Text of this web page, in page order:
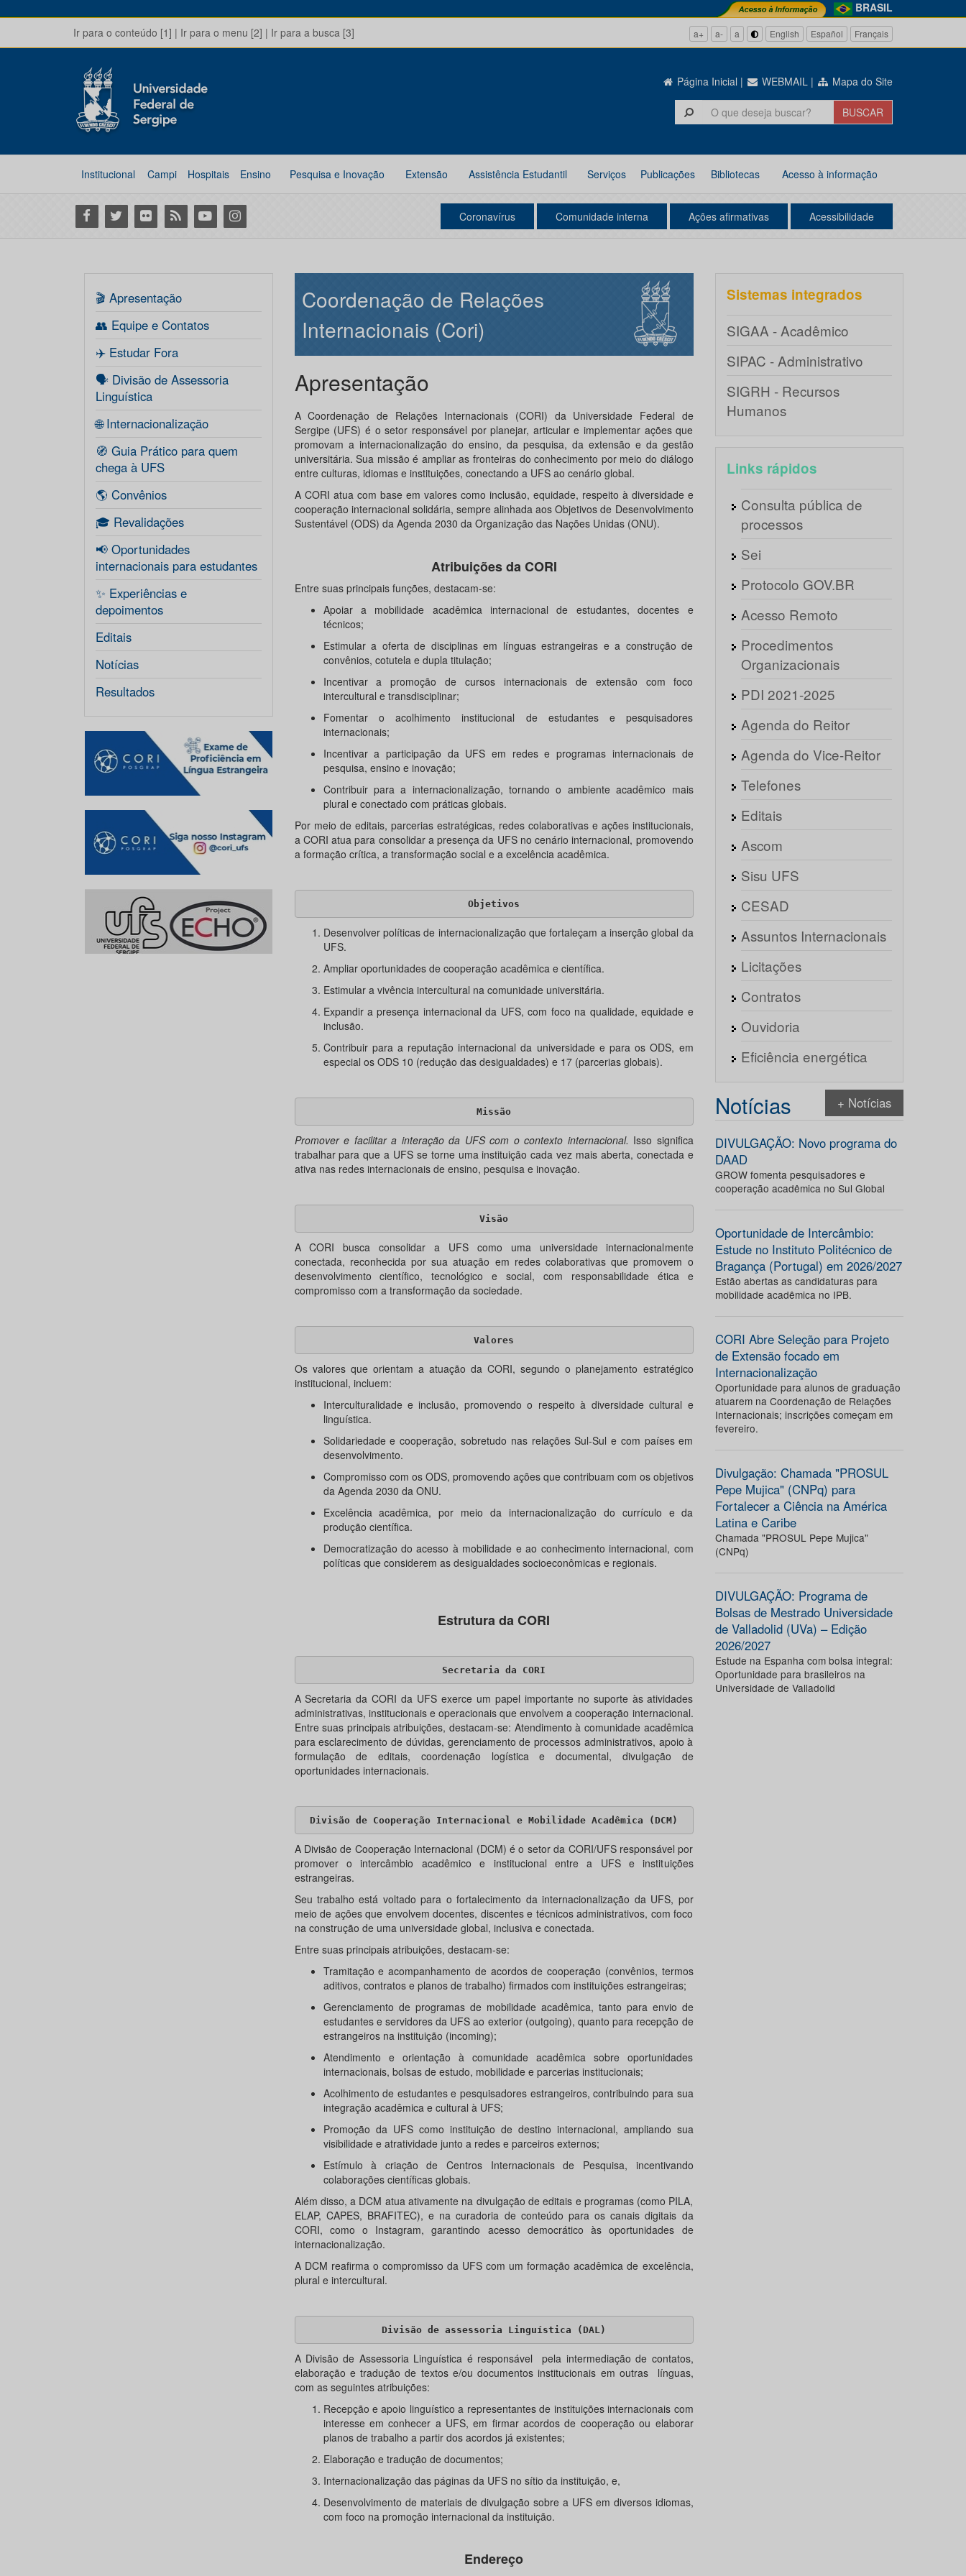
BRASIL
Ir para o conteúdo [1] | Ir para o menu [2] | Ir para a busca [3] a+ a- a English Español Français
Página Inicial | WEBMAIL | Mapa do Site
Institucional Campi Hospitais Ensino Pesquisa e Inovação Extensão Assistência Estudantil Serviços Publicações Bibliotecas Acesso à informação
Facebook
Twitter Flickr RSS YoutubeInstagram Coronavírus Comunidade interna Ações afirmativas Acessibilidade
🎬 Apresentação
👥 Equipe e Contatos
✈️ Estudar Fora
🗣️ Divisão de Assessoria
Linguística
🌐 Internacionalização
🧭 Guia Prático para quem
chega à UFS
🌎 Convênios
🎓 Revalidações
📢 Oportunidades
internacionais para estudantes
✨ Experiências e
depoimentos
Editais
Notícias
Resultados
Coordenação de Relações
Internacionais (Cori)
Apresentação
A Coordenação de Relações Internacionais (CORI) da Universidade Federal de
Sergipe (UFS) é o setor responsável por planejar, articular e implementar ações que
promovam a internacionalização do ensino, da pesquisa, da extensão e da gestão
universitária. Sua missão é ampliar as fronteiras do conhecimento por meio do diálogo
entre culturas, idiomas e instituições, conectando a UFS ao cenário global.
A CORI atua com base em valores como inclusão, equidade, respeito à diversidade e
cooperação internacional solidária, sempre alinhada aos Objetivos de Desenvolvimento
Sustentável (ODS) da Agenda 2030 da Organização das Nações Unidas (ONU).
Atribuições da CORI
Entre suas principais funções, destacam-se:
Apoiar a mobilidade acadêmica internacional de estudantes, docentes e
técnicos;
Estimular a oferta de disciplinas em línguas estrangeiras e a construção de
convênios, cotutela e dupla titulação;
Incentivar a promoção de cursos internacionais de extensão com foco
intercultural e transdisciplinar;
Fomentar o acolhimento institucional de estudantes e pesquisadores
internacionais;
Incentivar a participação da UFS em redes e programas internacionais de
pesquisa, ensino e inovação;
Contribuir para a internacionalização, tornando o ambiente acadêmico mais
plural e conectado com práticas globais.
Por meio de editais, parcerias estratégicas, redes colaborativas e ações institucionais,
a CORI atua para consolidar a presença da UFS no cenário internacional, promovendo
a formação crítica, a transformação social e a excelência acadêmica.
Objetivos
Desenvolver políticas de internacionalização que fortaleçam a inserção global da
UFS.
Ampliar oportunidades de cooperação acadêmica e científica.
Estimular a vivência intercultural na comunidade universitária.
Expandir a presença internacional da UFS, com foco na qualidade, equidade e
inclusão.
Contribuir para a reputação internacional da universidade e para os ODS, em
especial os ODS 10 (redução das desigualdades) e 17 (parcerias globais).
Missão
Promover e facilitar a interação da UFS com o contexto internacional. Isso significa
trabalhar para que a UFS se torne uma instituição cada vez mais aberta, conectada e
ativa nas redes internacionais de ensino, pesquisa e inovação.
Visão
A CORI busca consolidar a UFS como uma universidade internacionalmente
conectada, reconhecida por sua atuação em redes colaborativas que promovem o
desenvolvimento científico, tecnológico e social, com responsabilidade ética e
compromisso com a transformação da sociedade.
Valores
Os valores que orientam a atuação da CORI, segundo o planejamento estratégico
institucional, incluem:
Interculturalidade e inclusão, promovendo o respeito à diversidade cultural e
linguística.
Solidariedade e cooperação, sobretudo nas relações Sul-Sul e com países em
desenvolvimento.
Compromisso com os ODS, promovendo ações que contribuam com os objetivos
da Agenda 2030 da ONU.
Excelência acadêmica, por meio da internacionalização do currículo e da
produção científica.
Democratização do acesso à mobilidade e ao conhecimento internacional, com
políticas que considerem as desigualdades socioeconômicas e regionais.
Estrutura da CORI
Secretaria da CORI
A Secretaria da CORI da UFS exerce um papel importante no suporte às atividades
administrativas, institucionais e operacionais que envolvem a cooperação internacional.
Entre suas principais atribuições, destacam-se: Atendimento à comunidade acadêmica
para esclarecimento de dúvidas, gerenciamento de processos administrativos, apoio à
formulação de editais, coordenação logística e documental, divulgação de
oportunidades internacionais.
Divisão de Cooperação Internacional e Mobilidade Acadêmica (DCM)
A Divisão de Cooperação Internacional (DCM) é o setor da CORI/UFS responsável por
promover o intercâmbio acadêmico e institucional entre a UFS e instituições
estrangeiras.
Seu trabalho está voltado para o fortalecimento da internacionalização da UFS, por
meio de ações que envolvem docentes, discentes e técnicos administrativos, com foco
na construção de uma universidade global, inclusiva e conectada.
Entre suas principais atribuições, destacam-se:
Tramitação e acompanhamento de acordos de cooperação (convênios, termos
aditivos, contratos e planos de trabalho) firmados com instituições estrangeiras;
Gerenciamento de programas de mobilidade acadêmica, tanto para envio de
estudantes e servidores da UFS ao exterior (outgoing), quanto para recepção de
estrangeiros na instituição (incoming);
Atendimento e orientação à comunidade acadêmica sobre oportunidades
internacionais, bolsas de estudo, mobilidade e parcerias institucionais;
Acolhimento de estudantes e pesquisadores estrangeiros, contribuindo para sua
integração acadêmica e cultural à UFS;
Promoção da UFS como instituição de destino internacional, ampliando sua
visibilidade e atratividade junto a redes e parceiros externos;
Estímulo à criação de Centros Internacionais de Pesquisa, incentivando
colaborações científicas globais.
Além disso, a DCM atua ativamente na divulgação de editais e programas (como PILA,
ELAP, CAPES, BRAFITEC), e na curadoria de conteúdo para os canais digitais da
CORI, como o Instagram, garantindo acesso democrático às oportunidades de
internacionalização.
A DCM reafirma o compromisso da UFS com um formação acadêmica de excelência,
plural e intercultural.
Divisão de assessoria Linguística (DAL)
A Divisão de Assessoria Linguística é responsável pela intermediação de contatos,
elaboração e tradução de textos e/ou documentos institucionais em outras línguas,
com as seguintes atribuições:
Recepção e apoio linguístico a representantes de instituições internacionais com
interesse em conhecer a UFS, em firmar acordos de cooperação ou elaborar
planos de trabalho a partir dos acordos já existentes;
Elaboração e tradução de documentos;
Internacionalização das páginas da UFS no sítio da instituição, e,
Desenvolvimento de materiais de divulgação sobre a UFS em diversos idiomas,
com foco na promoção internacional da instituição.
Endereço
Sistemas integrados
SIGAA - Acadêmico
SIPAC - Administrativo
SIGRH - Recursos
Humanos
Links rápidos
Consulta pública de
processos
Sei
Protocolo GOV.BR
Acesso Remoto
Procedimentos
Organizacionais
PDI 2021-2025
Agenda do Reitor
Agenda do Vice-Reitor
Telefones
Editais
Ascom
Sisu UFS
CESAD
Assuntos Internacionais
Licitações
Contratos
Ouvidoria
Eficiência energética
Notícias + Notícias
DIVULGAÇÃO: Novo programa do
DAAD
GROW fomenta pesquisadores e
cooperação acadêmica no Sul Global
Oportunidade de Intercâmbio:
Estude no Instituto Politécnico de
Bragança (Portugal) em 2026/2027
Estão abertas as candidaturas para
mobilidade acadêmica no IPB.
CORI Abre Seleção para Projeto
de Extensão focado em
Internacionalização
Oportunidade para alunos de graduação
atuarem na Coordenação de Relações
Internacionais; inscrições começam em
fevereiro.
Divulgação: Chamada "PROSUL
Pepe Mujica" (CNPq) para
Fortalecer a Ciência na América
Latina e Caribe
Chamada "PROSUL Pepe Mujica"
(CNPq)
DIVULGAÇÃO: Programa de
Bolsas de Mestrado Universidade
de Valladolid (UVa) – Edição
2026/2027
Estude na Espanha com bolsa integral:
Oportunidade para brasileiros na
Universidade de Valladolid